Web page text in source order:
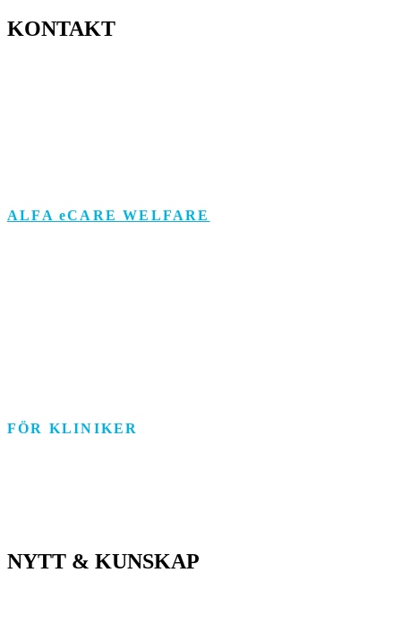
KONTAKT
ALFA eCARE WELFARE
FÖR KLINIKER
NYTT & KUNSKAP